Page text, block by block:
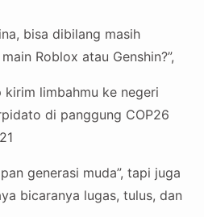
bisa dibilang masih
Roblox atau Genshin?”,
kirim limbahmu ke negeri
di panggung COP26
generasi muda”, tapi juga
bicaranya lugas, tulus, dan